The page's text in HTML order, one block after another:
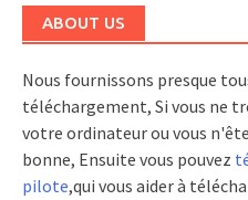
ABOUT US
Nous fournissons presque
téléchargement, Si vous ne
votre ordinateur ou vous
bonne, Ensuite vous pouvez
pilote,qui vous aider à